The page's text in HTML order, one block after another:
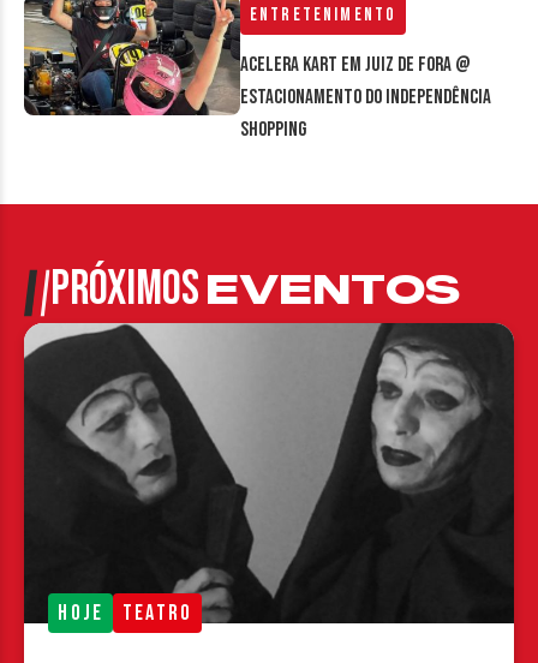
Entretenimento
Acelera Kart em Juiz de Fora @
estacionamento do Independência
Shopping
PRÓXIMOSEVENTOS
HOJE TEATRO